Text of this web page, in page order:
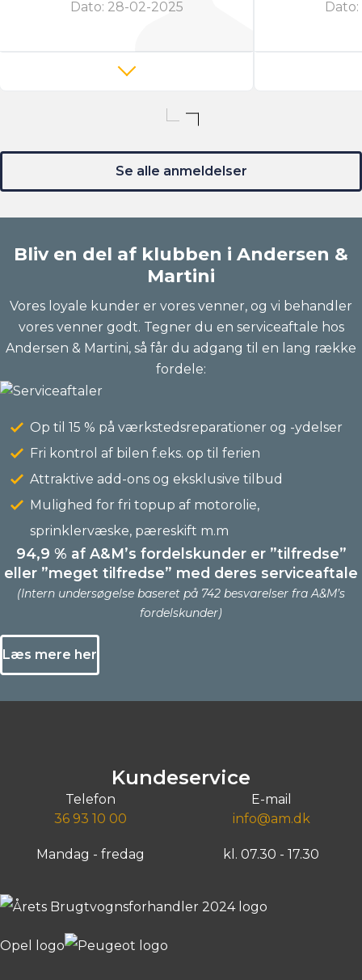
Dato: 28-02-2025
Dato:
Se alle anmeldelser
Bliv en del af klubben i Andersen &
Martini
Vores loyale kunder er vores venner, og vi behandler
vores venner godt. Tegner du en serviceaftale hos
Andersen & Martini, så får du adgang til en lang række
fordele:
Op til 15 % på værkstedsreparationer og -ydelser
Fri kontrol af bilen f.eks. op til ferien
Attraktive add-ons og eksklusive tilbud
Mulighed for fri topup af motorolie,
sprinklervæske, pæreskift m.m
94,9 % af A&M’s fordelskunder er ”tilfredse”
eller ”meget tilfredse” med deres serviceaftale
(Intern undersøgelse baseret på 742 besvarelser fra A&M’s
fordelskunder)
Læs mere her
Kundeservice
Telefon
36 93 10 00
E-mail
info@am.dk
Mandag - fredag kl. 07.30 - 17.30